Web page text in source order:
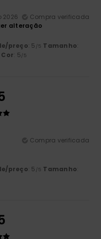
2026
Compra verificada
alteração
preço: 5 /5 Tamanho:
Cor: 5/5
Compra verificada
preço: 5 /5 Tamanho: